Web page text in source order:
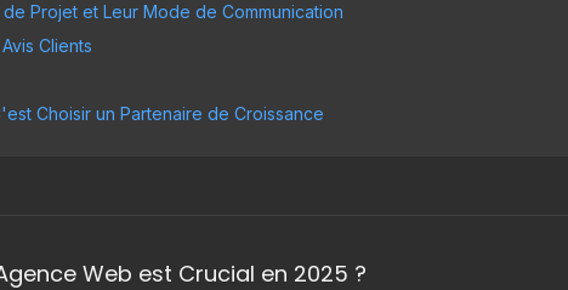
Projet et Leur Mode de Communication
Clients
Choisir un Partenaire de Croissance
Web est Crucial en 2025 ?